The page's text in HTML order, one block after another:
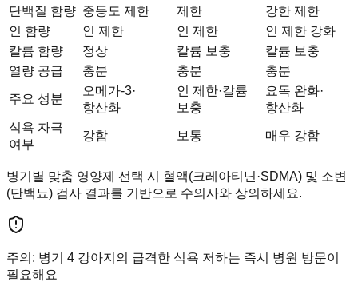
단백질 함량 중등도 제한 제한
강한 제한
인 함량
인 제한 인 제한
인 제한 강화
칼륨 함량
정상 칼륨 보충
칼륨 보충
열량 공급
충분 충분 충분
주요 성분
오메가-3·
항산화
인 제한·칼륨
보충
요독 완화·
항산화
식욕 자극
여부
강함 보통 매우 강함
병기별 맞춤 영양제 선택 시 혈액(크레아티닌·SDMA) 및 소변
(단백뇨) 검사 결과를 기반으로 수의사와 상의하세요.
주의: 병기 4 강아지의 급격한 식욕 저하는 즉시 병원 방문이
필요해요